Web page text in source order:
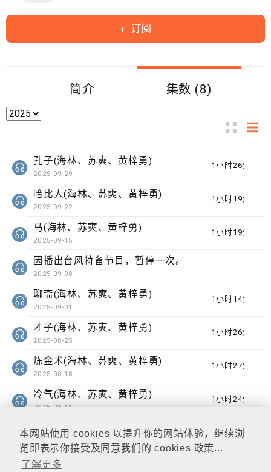
本网站使用 cookies 以提升你的网站体验，继续浏
览即表示你接受及同意我们的 cookies 政策...
了解更多
订阅
简介 集数 (8)
1小时26分钟
孔子(海林、苏奭、黄梓勇)
2025-09-29
1小时19分钟
哈比人(海林、苏奭、黄梓勇)
2025-09-22
1小时19分钟
马(海林、苏奭、黄梓勇)
2025-09-15
因播出台风特备节目，暂停一次。
2025-09-08
1小时14分钟
聊斋(海林、苏奭、黄梓勇)
2025-09-01
1小时26分钟
才子(海林、苏奭、黄梓勇)
2025-08-25
1小时27分钟
炼金术(海林、苏奭、黄梓勇)
2025-08-18
1小时24分钟
冷气(海林、苏奭、黄梓勇)
2025-08-11